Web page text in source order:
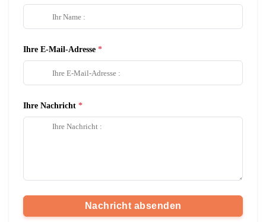
Ihre E-Mail-Adresse
Ihre Nachricht
Nachricht absenden